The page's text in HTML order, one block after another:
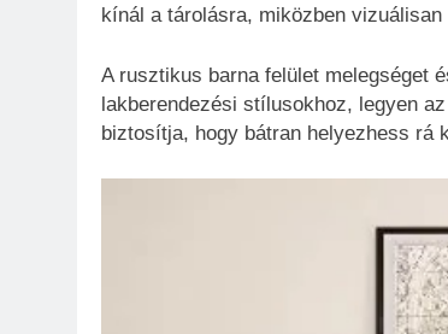
kínál a tárolásra, miközben vizuálisan
A rusztikus barna felület melegséget
lakberendezési stílusokhoz, legyen
biztosítja, hogy bátran helyezhess rá